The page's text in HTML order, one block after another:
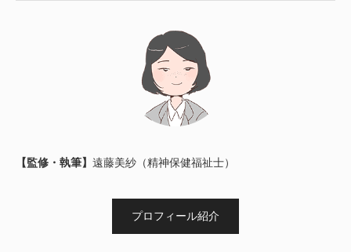
【監修・執筆】 遠藤美紗（精神保健福祉士）
プロフィール紹介